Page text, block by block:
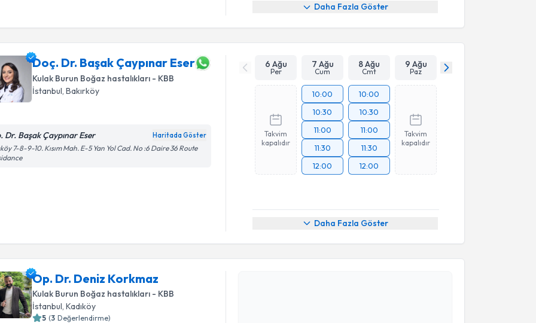
Daha Fazla Göster
Doç. Dr. Başak Çaypınar Eser
Kulak Burun Boğaz hastalıkları - KBB
İstanbul , Bakırköy
Dr. Başak Çaypınar Eser Haritada Göster
7-8-9-10. Kısım Mah. E-5 Yan Yol Cad. No :6 Daire 36 Route
6 Ağu
Per
7 Ağu
Cum
8 Ağu
Cmt
9 Ağu
Paz
Takvim
kapalıdır
10:00
10:30
11:00
11:30
12:00
10:00
10:30
11:00
11:30
12:00
Takvim
kapalıdır
Daha Fazla Göster
Op. Dr. Deniz Korkmaz
Kulak Burun Boğaz hastalıkları - KBB
İstanbul, Kadıköy
5 (3 Değerlendirme)